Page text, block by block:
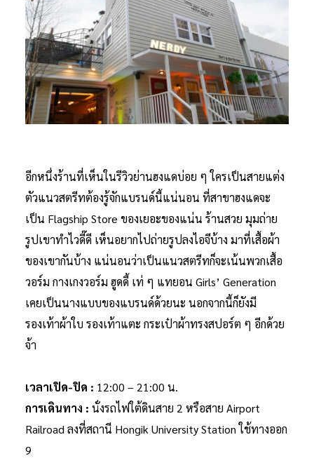
อีกหนึ่งร้านที่เห็นในรีวิวย่านฮงแดบ่อย ๆ ใครเป็นสายแต่ง
ตัวแนวสตรีทต้องรู้จักแบรนด์นี้แน่นอน ที่สาขาฮงแดจะ
เป็น Flagship Store ของเยอะของแน่น ร้านสวย มุมถ่าย
รูปเขาทำไวดี๊ดี เห็นอยากไปถ่ายรูปลงไอจีบ้าง มาที่เสื้อผ้า
ของเขากันบ้าง แน่นอนว่าเป็นแนวสตรีทก็จะเน้นพวกเสื้อ
วอร์ม กางเกงวอร์ม ฮูดดี้ เท่ ๆ แทยอน Girls’ Generation
เคยเป็นนางแบบของแบรนด์ด้วยนะ นอกจากนี้ก็ยังมี
รองเท้าผ้าใบ รองเท้าแตะ กระเป๋าผ้าทรงสปอร์ต ๆ อีกด้วย
จ้า
เวลาเปิด-ปิด : 12:00 – 21:00 น.
การเดินทาง : นั่งรถไฟใต้ดินสาย 2 หรือสาย Airport
Railroad ลงที่สถานี Hongik University Station ใช้ทางออก
9